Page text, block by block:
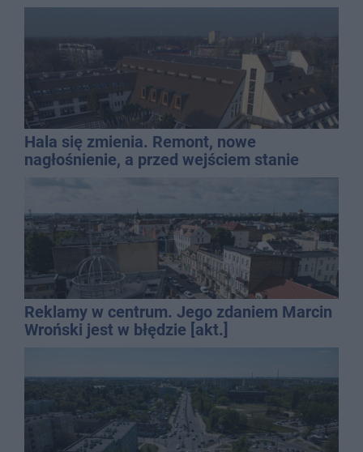
Hala się zmienia. Remont, nowe
nagłośnienie, a przed wejściem stanie
Reklamy w centrum. Jego zdaniem Marcin
Wroński jest w błędzie [akt.]